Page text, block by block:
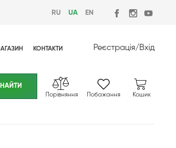
RU UA EN
КОНТАКТИ Реєстрація/Вхід
Порівняння Побажання Кошик